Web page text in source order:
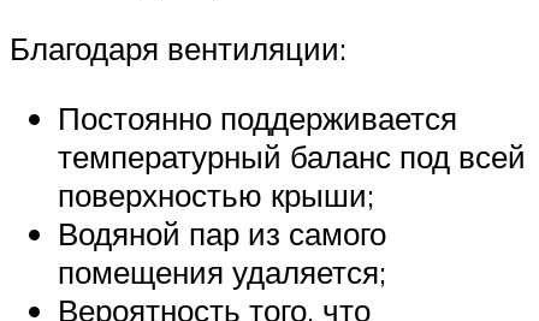
Благодаря вентиляции:
Постоянно поддерживается
температурный баланс под всей
поверхностью крыши;
Водяной пар из самого
помещения удаляется;
Вероятность того, что